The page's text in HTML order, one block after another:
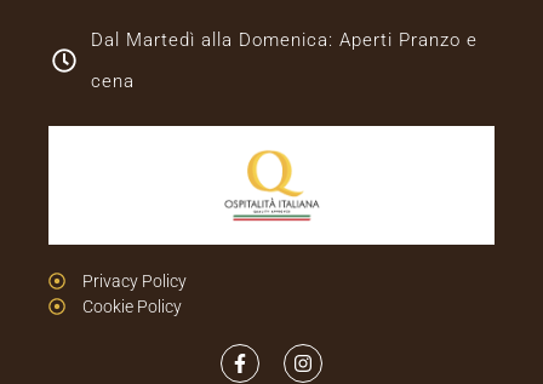
Dal Martedì alla Domenica: Aperti Pranzo e
cena
Privacy Policy
Cookie Policy